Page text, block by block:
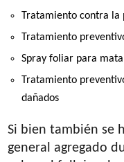
Tratamiento contra la
Tratamiento
Spray foliar para
Tratamiento
dañados
Si bien también se
general agregado